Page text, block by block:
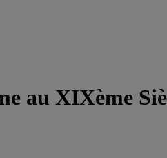
au XIXème